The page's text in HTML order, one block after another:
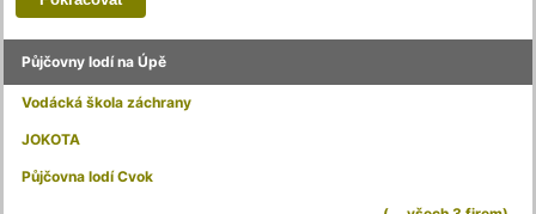
Půjčovny lodí na Úpě
Vodácká škola záchrany
JOKOTA
Půjčovna lodí Cvok